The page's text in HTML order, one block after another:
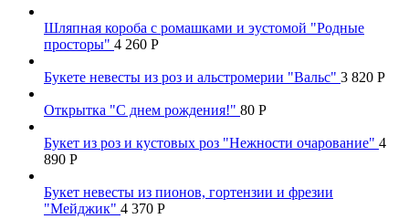
Шляпная короба с ромашками и эустомой "Родные
просторы" 4 260 Р
Букете невесты из роз и альстромерии "Вальс" 3 820 Р
Открытка "С днем рождения!" 80 Р
Букет из роз и кустовых роз "Нежности очарование" 4
890 Р
Букет невесты из пионов, гортензии и фрезии
"Мейджик" 4 370 Р